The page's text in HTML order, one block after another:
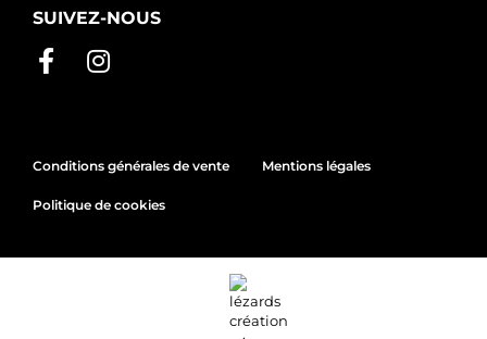
SUIVEZ-NOUS
Conditions générales de vente Mentions légales
Politique de cookies